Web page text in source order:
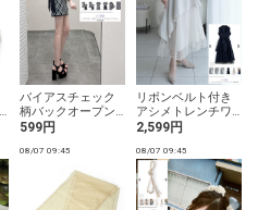
バイアスチェック
柄バックオープン
リボンミニワンピ
599円
リボンベルト付き
アシメトレンチワ
ンピース
2,599円
08/07 09:45 08/07 09:45